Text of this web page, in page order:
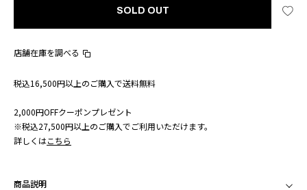
SOLD OUT
店舗在庫を調べる
税込16,500円以上のご購入で送料無料
2,000円OFFクーポンプレゼント
※税込27,500円以上のご購入でご利用いただけます。
詳しくはこちら
商品説明